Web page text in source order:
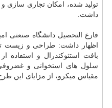
تولید شده، امكان تجاری
داشت.
فارغ التحصیل دانشگاه صنعتی
اظهار داشت: طراحی و زیست
بافت استئوكندرال و
سلول های استخوانی و
مقیاس میكرو، از مزایای این